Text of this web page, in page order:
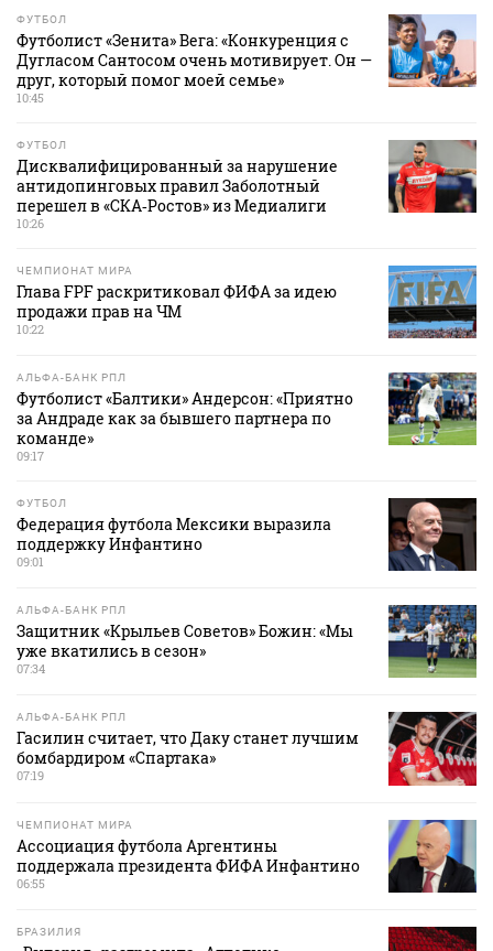
ФУТБОЛ
Футболист «Зенита» Вега: «Конкуренция с
Дугласом Сантосом очень мотивирует. Он —
друг, который помог моей семье»
10:45
ФУТБОЛ
Дисквалифицированный за нарушение
антидопинговых правил Заболотный
перешел в «СКА‑Ростов» из Медиалиги
10:26
ЧЕМПИОНАТ МИРА
Глава FPF раскритиковал ФИФА за идею
продажи прав на ЧМ
10:22
АЛЬФА-БАНК РПЛ
Футболист «Балтики» Андерсон: «Приятно
за Андраде как за бывшего партнера по
команде»
09:17
ФУТБОЛ
Федерация футбола Мексики выразила
поддержку Инфантино
09:01
АЛЬФА-БАНК РПЛ
Защитник «Крыльев Советов» Божин: «Мы
уже вкатились в сезон»
07:34
АЛЬФА-БАНК РПЛ
Гасилин считает, что Даку станет лучшим
бомбардиром «Спартака»
07:19
ЧЕМПИОНАТ МИРА
Ассоциация футбола Аргентины
поддержала президента ФИФА Инфантино
06:55
БРАЗИЛИЯ